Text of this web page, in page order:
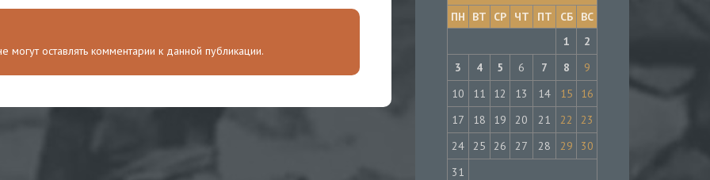
могут оставлять комментарии к данной публикации.
ПН
ВТ СР ЧТ ПТ СБ
ВС
1
2
3
4 5 6 7 8
9
10
11 12 13 14 15
16
17
18 19 20 21 22
23
24
25 26 27 28 29
30
31